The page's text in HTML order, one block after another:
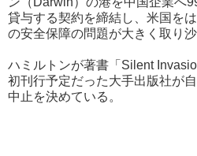
貸与する契約を締結し、米国を
の安全保障の問題が大きく取り沙
ハミルトンが著書「Silent
初刊行予定だった大手出版社が
中止を決めている。